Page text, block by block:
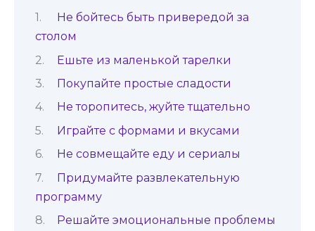
Не бойтесь быть привередой за
столом
Ешьте из маленькой тарелки
Покупайте простые сладости
Не торопитесь, жуйте тщательно
Играйте с формами и вкусами
Не совмещайте еду и сериалы
Придумайте развлекательную
программу
Решайте эмоциональные проблемы